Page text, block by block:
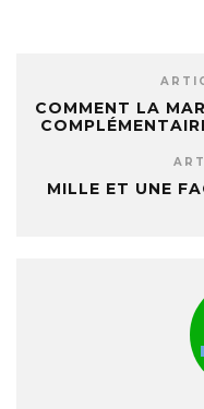
COMMENT LA
MILLE ET UNE